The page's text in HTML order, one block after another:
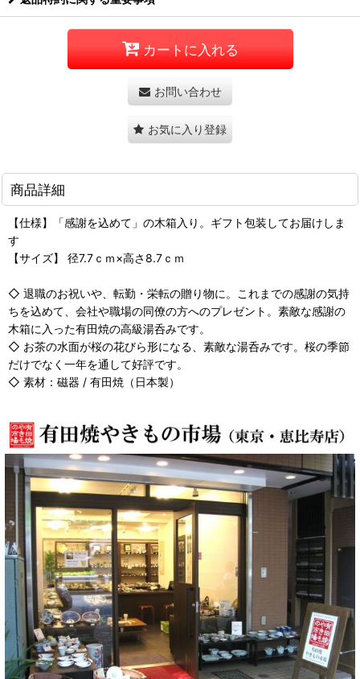
カートに入れる
お問い合わせ
お気に入り登録
商品詳細
【仕様】「感謝を込めて」の木箱入り。ギフト包装してお届けしま
す
【サイズ】 径7.7ｃｍ×高さ8.7ｃｍ
◇ 退職のお祝いや、転勤・栄転の贈り物に。これまでの感謝の気持
ちを込めて、会社や職場の同僚の方へのプレゼント。素敵な感謝の
木箱に入った有田焼の高級湯呑みです。
◇ お茶の水面が桜の花びら形になる、素敵な湯呑みです。桜の季節
だけでなく一年を通して好評です。
◇ 素材：磁器 / 有田焼（日本製）